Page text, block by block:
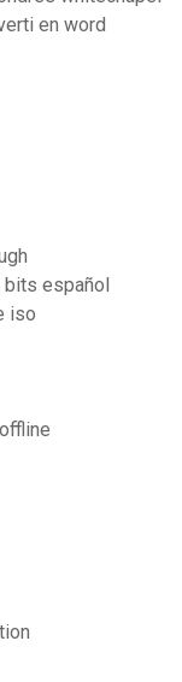
en word
español
iso